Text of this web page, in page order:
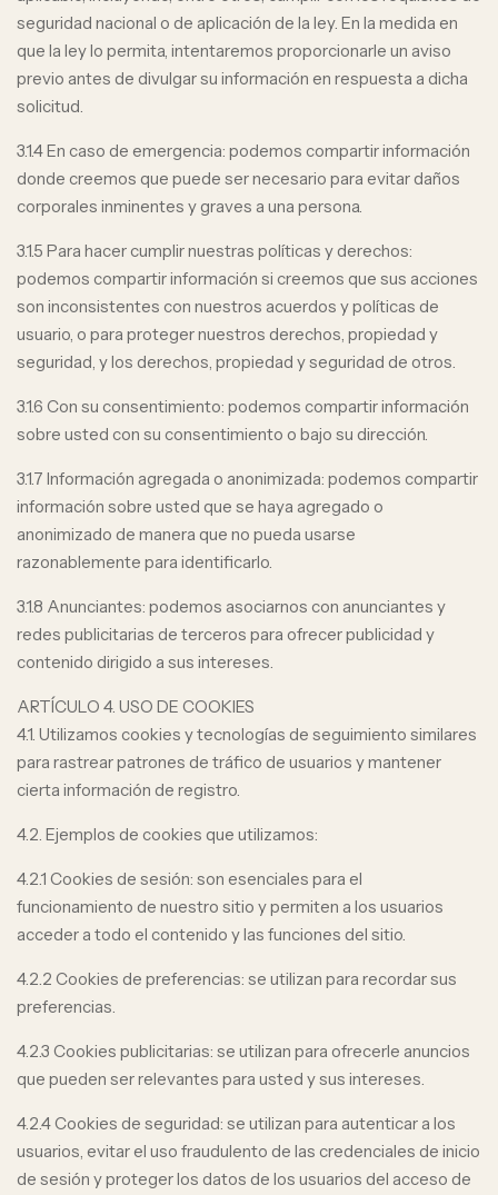
seguridad nacional o de aplicación de la ley. En la medida en
que la ley lo permita, intentaremos proporcionarle un aviso
previo antes de divulgar su información en respuesta a dicha
solicitud.
3.1.4 En caso de emergencia: podemos compartir información
donde creemos que puede ser necesario para evitar daños
corporales inminentes y graves a una persona.
3.1.5 Para hacer cumplir nuestras políticas y derechos:
podemos compartir información si creemos que sus acciones
son inconsistentes con nuestros acuerdos y políticas de
usuario, o para proteger nuestros derechos, propiedad y
seguridad, y los derechos, propiedad y seguridad de otros.
3.1.6 Con su consentimiento: podemos compartir información
sobre usted con su consentimiento o bajo su dirección.
3.1.7 Información agregada o anonimizada: podemos compartir
información sobre usted que se haya agregado o
anonimizado de manera que no pueda usarse
razonablemente para identificarlo.
3.1.8 Anunciantes: podemos asociarnos con anunciantes y
redes publicitarias de terceros para ofrecer publicidad y
contenido dirigido a sus intereses.
ARTÍCULO 4. USO DE COOKIES
4.1. Utilizamos cookies y tecnologías de seguimiento similares
para rastrear patrones de tráfico de usuarios y mantener
cierta información de registro.
4.2. Ejemplos de cookies que utilizamos:
4.2.1 Cookies de sesión: son esenciales para el
funcionamiento de nuestro sitio y permiten a los usuarios
acceder a todo el contenido y las funciones del sitio.
4.2.2 Cookies de preferencias: se utilizan para recordar sus
preferencias.
4.2.3 Cookies publicitarias: se utilizan para ofrecerle anuncios
que pueden ser relevantes para usted y sus intereses.
4.2.4 Cookies de seguridad: se utilizan para autenticar a los
usuarios, evitar el uso fraudulento de las credenciales de inicio
de sesión y proteger los datos de los usuarios del acceso de